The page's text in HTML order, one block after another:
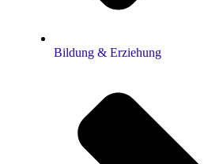
Bildung & Erziehung